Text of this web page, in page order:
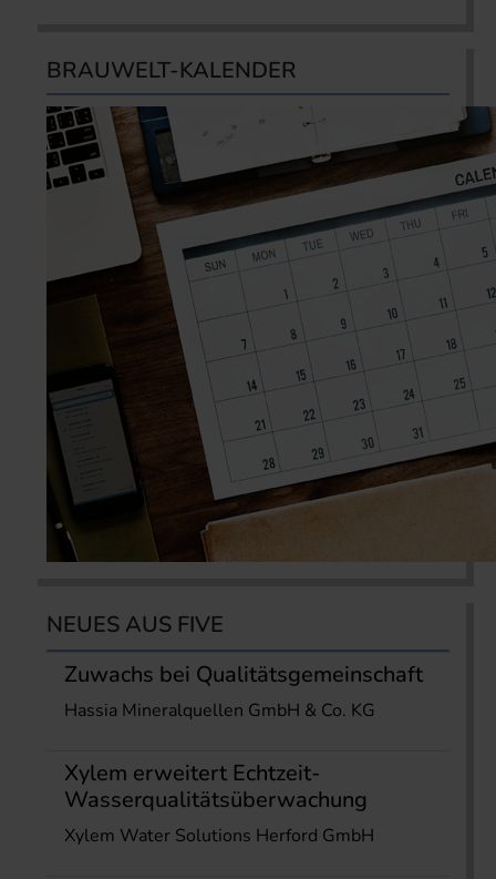
BRAUWELT-KALENDER
NEUES AUS FIVE
Zuwachs bei Qualitätsgemeinschaft
Hassia Mineralquellen GmbH & Co. KG
Xylem erweitert Echtzeit-
Wasserqualitätsüberwachung
Xylem Water Solutions Herford GmbH